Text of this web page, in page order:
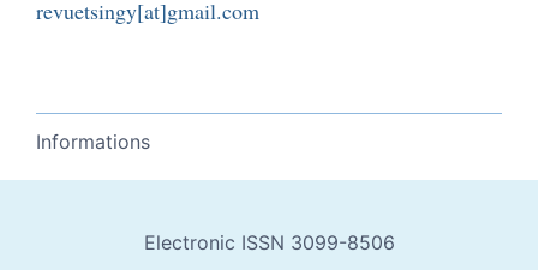
revuetsingy[at]gmail.com
Informations
Electronic ISSN 3099-8506